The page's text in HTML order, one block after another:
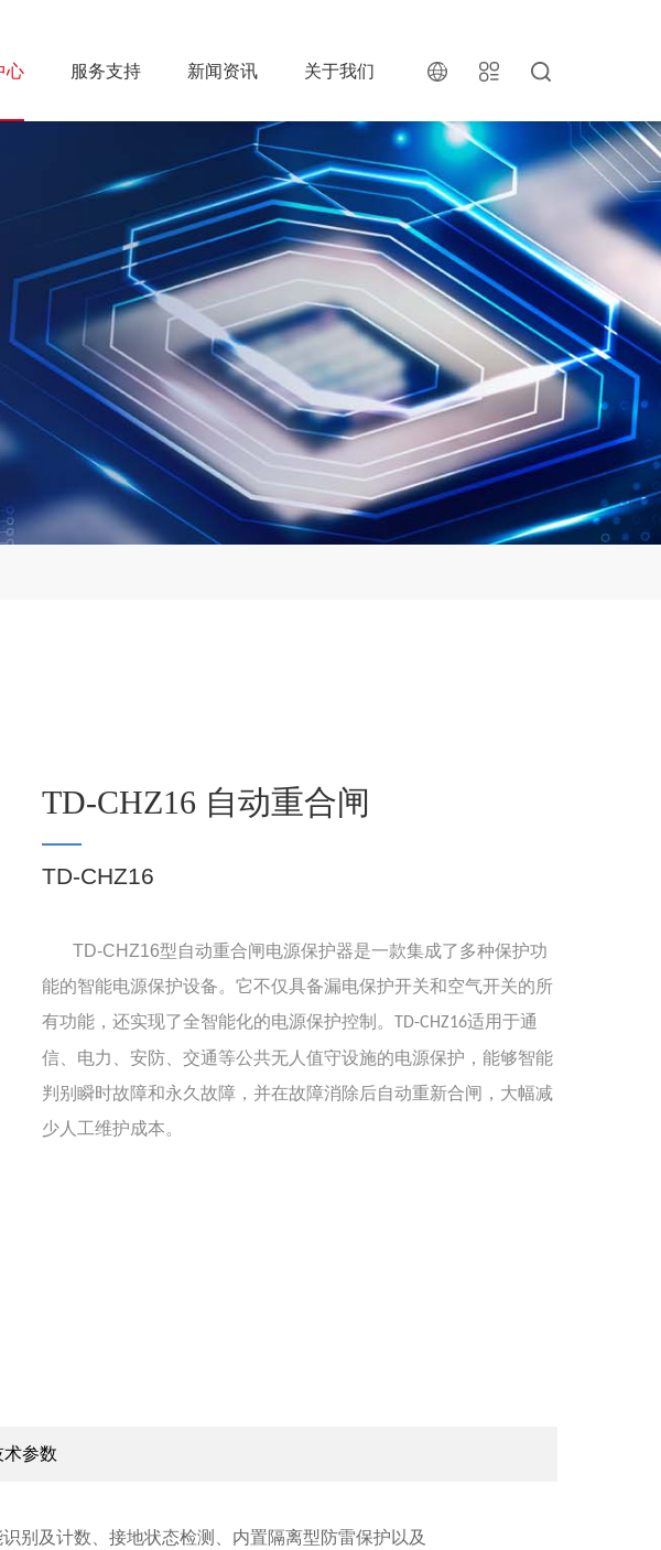
心 服务支持 新闻资讯 关于我们
TD-CHZ16 自动重合闸
TD-CHZ16
TD-CHZ16型自动重合闸电源保护器是一款集成了多种保护功
能的智能电源保护设备。它不仅具备漏电保护开关和空气开关的所
有功能，还实现了全智能化的电源保护控制。 TD-CHZ16适用于通
信、电力、安防、交通等公共无人值守设施的电源保护，能够智能
判别瞬时故障和永久故障，并在故障消除后自动重新合闸，大幅减
少人工维护成本。
术参数
别及计数、接地状态检测、内置隔离型防雷保护以及